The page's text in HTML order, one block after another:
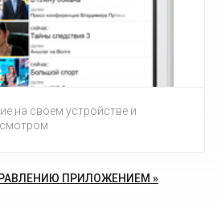
на своем устройстве и
ПРИЛОЖЕНИЕМ »